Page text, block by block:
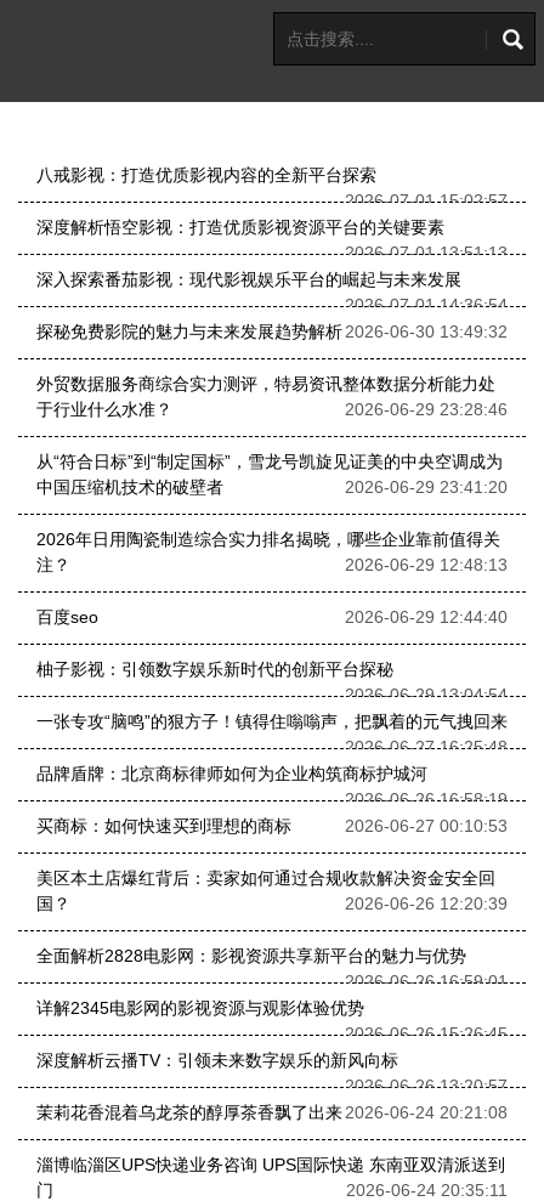
八戒影视：打造优质影视内容的全新平台探索
2026-07-01 15:02:57
深度解析悟空影视：打造优质影视资源平台的关键要素
2026-07-01 13:51:13
深入探索番茄影视：现代影视娱乐平台的崛起与未来发展
2026-07-01 14:36:54
探秘免费影院的魅力与未来发展趋势解析2026-06-30 13:49:32
外贸数据服务商综合实力测评，特易资讯整体数据分析能力处
于行业什么水准？
2026-06-29 23:28:46
从“符合日标”到“制定国标”，雪龙号凯旋见证美的中央空调成为
中国压缩机技术的破壁者
2026-06-29 23:41:20
2026年日用陶瓷制造综合实力排名揭晓，哪些企业靠前值得关
注？
2026-06-29 12:48:13
百度seo 2026-06-29 12:44:40
柚子影视：引领数字娱乐新时代的创新平台探秘
2026-06-29 13:04:54
一张专攻“脑鸣”的狠方子！镇得住嗡嗡声，把飘着的元气拽回来
2026-06-27 16:25:48
品牌盾牌：北京商标律师如何为企业构筑商标护城河
2026-06-26 16:58:19
买商标：如何快速买到理想的商标
2026-06-27 00:10:53
美区本土店爆红背后：卖家如何通过合规收款解决资金安全回
国？
2026-06-26 12:20:39
全面解析2828电影网：影视资源共享新平台的魅力与优势
2026-06-26 16:59:01
详解2345电影网的影视资源与观影体验优势
2026-06-26 15:26:45
深度解析云播TV：引领未来数字娱乐的新风向标
2026-06-26 13:20:57
茉莉花香混着乌龙茶的醇厚茶香飘了出来2026-06-24 20:21:08
淄博‌临淄区‌UPS快递业务咨询 UPS国际快递 东南亚双清派送到
门
2026-06-24 20:35:11